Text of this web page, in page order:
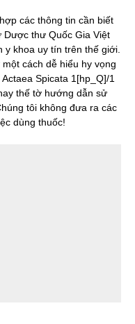
các thông tin cần biết
Dược thư Quốc Gia Việt
y khoa uy tín trên thế giới.
cách dễ hiểu hy vọng
Spicata 1[hp_Q]/1
thế tờ hướng dẫn sử
tôi không đưa ra các
dùng thuốc!